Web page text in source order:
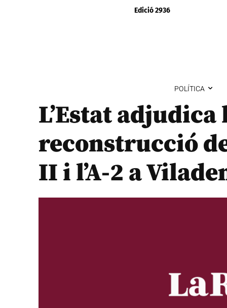
Edició 2936
POLÍTICA
L’Estat adjudica
reconstrucció
II i l’A-2 a